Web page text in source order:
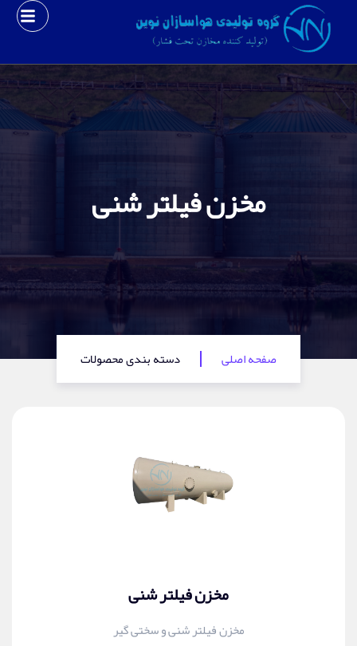
مخزن فیلتر شنی
دسته بندی محصولات صفحه اصلی
مخزن فیلتر شنی
مخزن فیلتر شنی و سختی گیر